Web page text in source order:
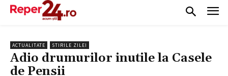
ACTUALITATE STIRILE ZILEI
Adio drumurilor inutile la Casele
de Pensii